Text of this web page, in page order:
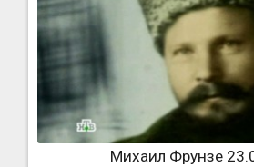
Михаил Фрунзе